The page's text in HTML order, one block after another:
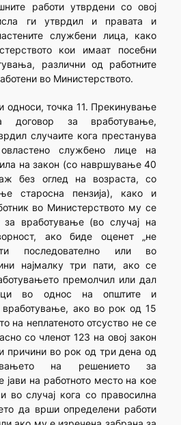
работи утврдени со овој
ги утврдил и правата и
службени лица, како
кои имаат посебни
различни од работните
во Министерството.
односи, точка 11. Прекинување
за вработување,
случаите кога престанува
службено лице на
на закон (со навршување 40
без оглед на возраста, со
старосна пензија), како и
во Министерството му се
за вработување (во случај на
ако биде оценет „не
последователно или во
најмалку три пати, ако се
премолчил или дал
во однос на општите и
вработување, ако во рок од 15
на неплатеното отсуство не се
со членот 123 на овој закон
причини во рок од три дена од
на решението за
на работното место на кое
во случај кога со правосилна
да врши определени работи